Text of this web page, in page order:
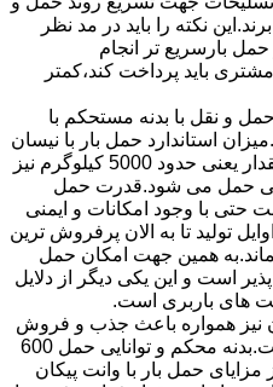
نکته را باید در مد نظر
بارسریع تر انجام
باید پرداخت کند،کمتر
و نقل با بدنه مستحکم با
استاندارد حمل بار با نیسان
2800 کیلو است اما دوبرابر این مقدار یعنی حدود 5000 کیلوگرم نیز
حمل می شود.قدرت حمل
حتی با وجود امکانات و ایمنی
تولید تا به الان پرفروش ترین
همین جهت امکان حمل
با زامیاد 24 امکان پذیر است و این یکی دیگر از دلایل
های باربری است.
نیز همواره باعث جذب و فروش
بالای این نوع وانت ایرانی بوده است.بدنه محکم و توانایی حمل 600
مزایای حمل بار با وانت پیکان